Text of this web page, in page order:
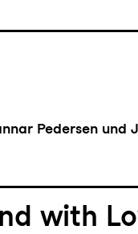
Pedersen und
with